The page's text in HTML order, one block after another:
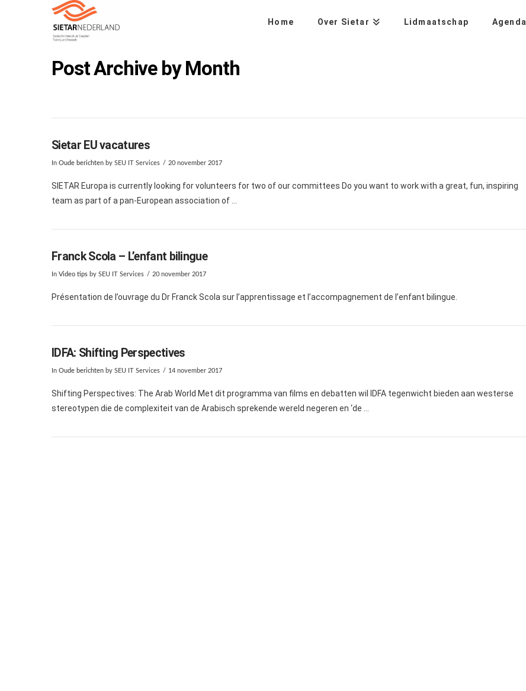
Home Over Sietar Lidmaatschap Agenda
Post Archive by Month
Sietar EU vacatures
In Oude berichten by SEU IT Services 20 november 2017
SIETAR Europa is currently looking for volunteers for two of our committees Do you want to work with a great, fun, inspiring
team as part of a pan-European association of …
Franck Scola – L’enfant bilingue
In Video tips by SEU IT Services 20 november 2017
Présentation de l’ouvrage du Dr Franck Scola sur l’apprentissage et l’accompagnement de l’enfant bilingue.
IDFA: Shifting Perspectives
In Oude berichten by SEU IT Services 14 november 2017
Shifting Perspectives: The Arab World Met dit programma van films en debatten wil IDFA tegenwicht bieden aan westerse
stereotypen die de complexiteit van de Arabisch sprekende wereld negeren en ‘de …